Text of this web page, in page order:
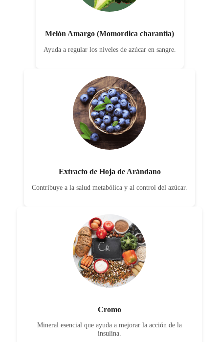
Melón Amargo (Momordica charantia)
Ayuda a regular los niveles de azúcar en sangre.
Extracto de Hoja de Arándano
Contribuye a la salud metabólica y al control del azúcar.
Cromo
Mineral esencial que ayuda a mejorar la acción de la
insulina.